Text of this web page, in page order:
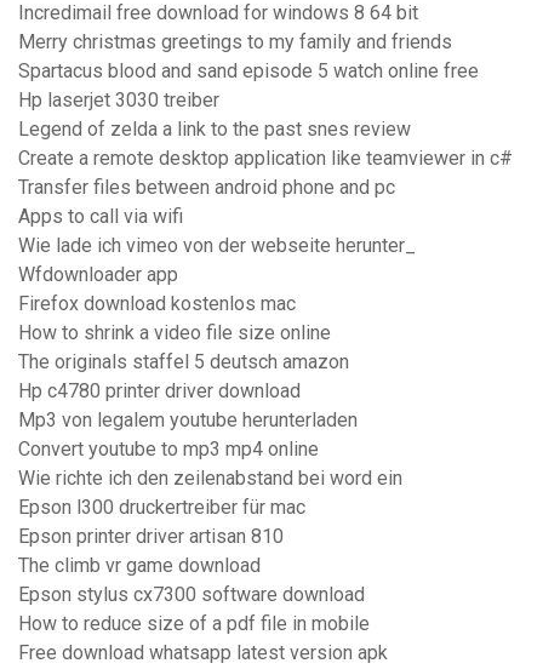
Incredimail free download for windows 8 64 bit
Merry christmas greetings to my family and friends
Spartacus blood and sand episode 5 watch online free
Hp laserjet 3030 treiber
Legend of zelda a link to the past snes review
Create a remote desktop application like teamviewer in c#
Transfer files between android phone and pc
Apps to call via wifi
Wie lade ich vimeo von der webseite herunter_
Wfdownloader app
Firefox download kostenlos mac
How to shrink a video file size online
The originals staffel 5 deutsch amazon
Hp c4780 printer driver download
Mp3 von legalem youtube herunterladen
Convert youtube to mp3 mp4 online
Wie richte ich den zeilenabstand bei word ein
Epson l300 druckertreiber für mac
Epson printer driver artisan 810
The climb vr game download
Epson stylus cx7300 software download
How to reduce size of a pdf file in mobile
Free download whatsapp latest version apk